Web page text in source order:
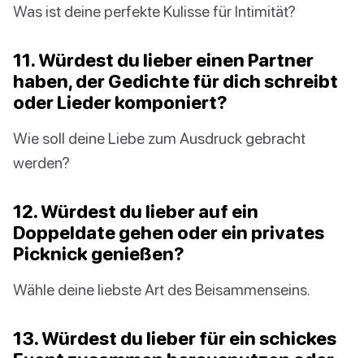
Was ist deine perfekte Kulisse für Intimität?
11. Würdest du lieber einen Partner
haben, der Gedichte für dich schreibt
oder Lieder komponiert?
Wie soll deine Liebe zum Ausdruck gebracht
werden?
12. Würdest du lieber auf ein
Doppeldate gehen oder ein privates
Picknick genießen?
Wähle deine liebste Art des Beisammenseins.
13. Würdest du lieber für ein schickes